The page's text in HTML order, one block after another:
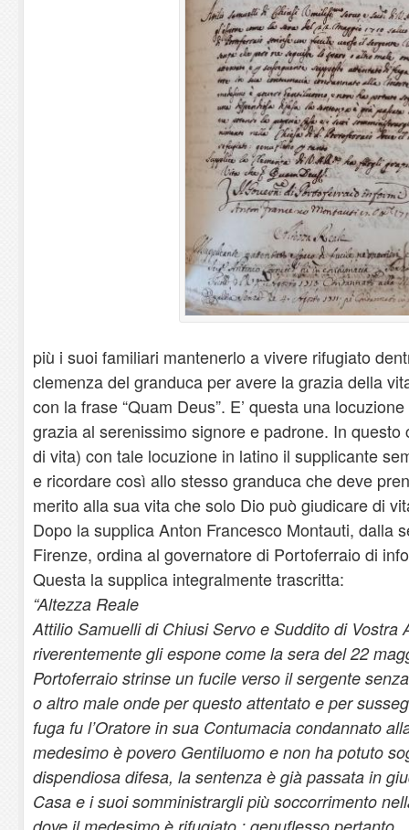
più i suoi familiari mantenerlo a vivere rifugiato
clemenza del granduca per avere la grazia della
con la frase “Quam Deus”. E’ questa una
grazia al serenissimo signore e padrone. In
di vita) con tale locuzione in latino il supplicante
e ricordare così allo stesso granduca che deve
merito alla sua vita che solo Dio può giudicare di
Dopo la supplica Anton Francesco Montauti, dalla
Firenze, ordina al governatore di Portoferraio di
Questa la supplica integralmente trascritta:
“Altezza Reale
Attilio Samuelli di Chiusi Servo e Suddito di Vostra
riverentemente gli espone come la sera del 22
Portoferraio strinse un fucile verso il sergente
o altro male onde per questo attentato e per
fuga fu l’Oratore in sua Contumacia condannato
medesimo è povero Gentiluomo e non ha potuto
dispendiosa difesa, la sentenza è già passata in
Casa e i suoi somministrargli più soccorrimento